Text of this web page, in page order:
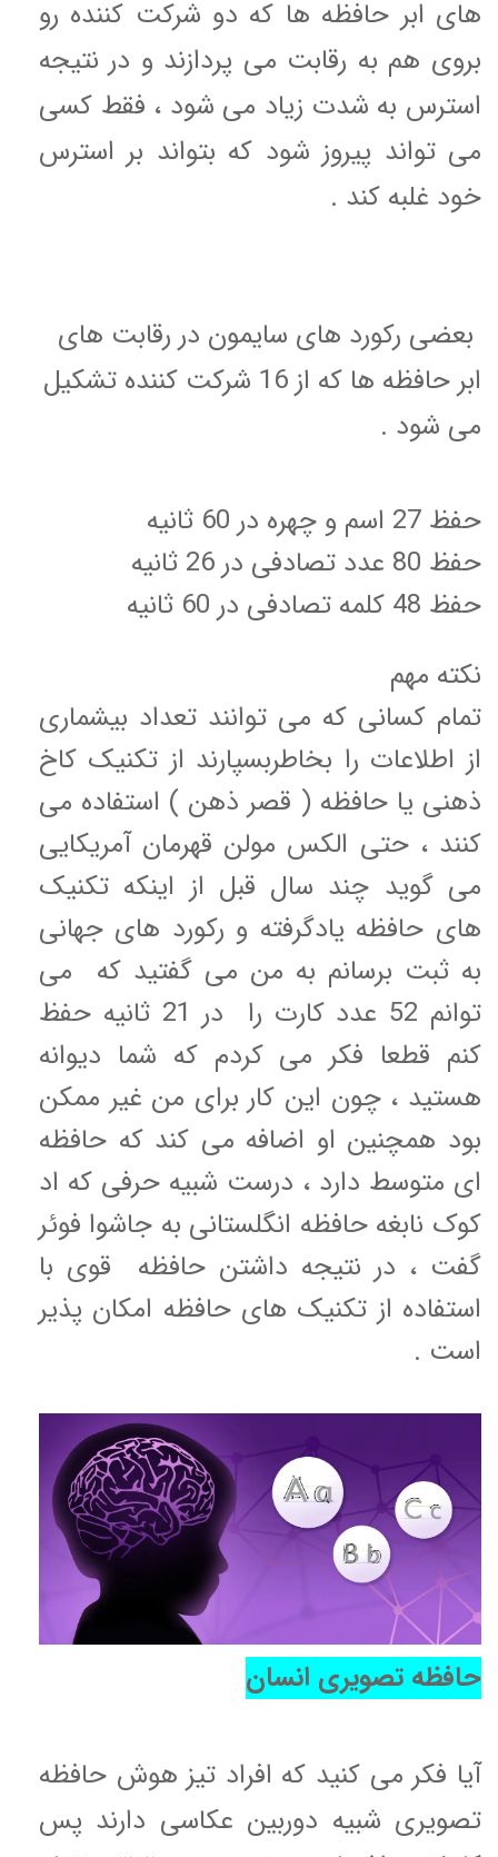
های ابر حافظه ها که دو شرکت کننده رو
بروی هم به رقابت می پردازند و در نتیجه
استرس به شدت زیاد می شود ، فقط کسی
می تواند پیروز شود که بتواند بر استرس
خود غلبه کند .
بعضی رکورد های سایمون در رقابت های
ابر حافظه ها که از 16 شرکت کننده تشکیل
می شود .
حفظ 27 اسم و چهره در 60 ثانیه
حفظ 80 عدد تصادفی در 26 ثانیه
حفظ 48 کلمه تصادفی در 60 ثانیه
نکته مهم
تمام کسانی که می توانند تعداد بیشماری
از اطلاعات را بخاطربسپارند از تکنیک کاخ
ذهنی یا حافظه ( قصر ذهن ) استفاده می
کنند ، حتی الکس مولن قهرمان آمریکایی
می گوید چند سال قبل از اینکه تکنیک
های حافظه یادگرفته و رکورد های جهانی
به ثبت برسانم به من می گفتید که می
توانم 52 عدد کارت را در 21 ثانیه حفظ
کنم قطعا فکر می کردم که شما دیوانه
هستید ، چون این کار برای من غیر ممکن
بود همچنین او اضافه می کند که حافظه
ای متوسط دارد ، درست شبیه حرفی که اد
کوک نابغه حافظه انگلستانی به جاشوا فوئر
گفت ، در نتیجه داشتن حافظه قوی با
استفاده از تکنیک های حافظه امکان پذیر
است .
حافظه تصویری انسان
آیا فکر می کنید که افراد تیز هوش حافظه
تصویری شبیه دوربین عکاسی دارند پس